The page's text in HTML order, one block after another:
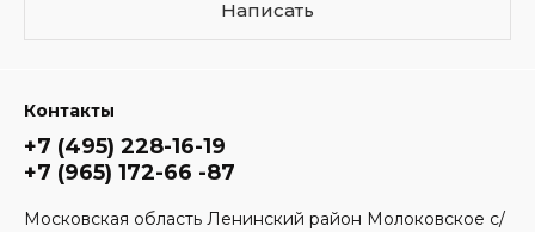
Написать
Контакты
+7 (495) 228-16-19
+7 (965) 172-66 -87
Московская область Ленинский район Молоковское с/